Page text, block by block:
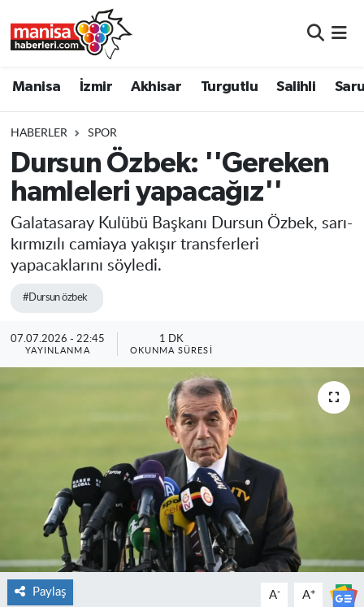
Manisa İzmir Akhisar Turgutlu Salihli
HABERLER SPOR
Dursun Özbek: ''Gereken
hamleleri yapacağız''
Galatasaray Kulübü Başkanı Dursun Özbek, sarı-
kırmızılı camiaya yakışır transferleri
yapacaklarını söyledi.
#Dursun özbek
07.07.2026 - 22:45
YAYINLANMA
1 DK
OKUNMA SÜRESI
Paylaş A- A+
Turgutlu
Salihli
Saruhanlı
Resmi İlanlar
Manisa Nöbetçi Eczaneler
Manisa Namaz Vakitleri
Manisa Trafik Yoğunluk Haritası
Süper Lig Puan Durumu ve Fikstür
Tüm Manşetler
Haber Arşivi